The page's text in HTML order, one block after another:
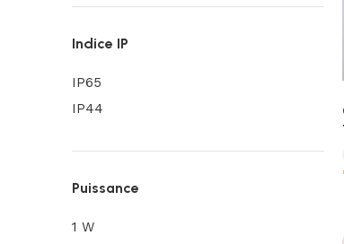
Indice IP
IP65
IP44
Puissance
1 W